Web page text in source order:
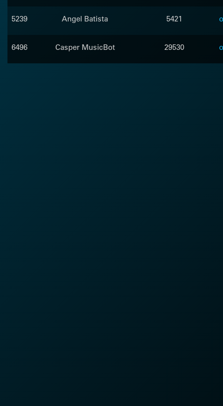
5239 Angel Batista 5421
6496 Casper MusicBot 29530